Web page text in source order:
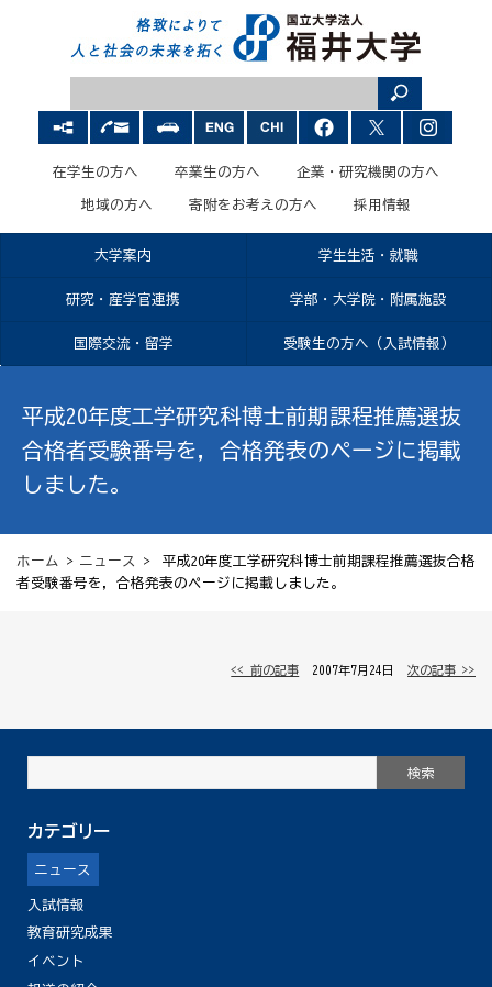
在学生の方へ 卒業生の方へ 企業・研究機関の方へ
地域の方へ 寄附をお考えの方へ 採用情報
大学案内 学生生活・就職
研究・産学官連携 学部・大学院・附属施設
国際交流・留学 受験生の方へ（入試情報）
平成20年度工学研究科博士前期課程推薦選抜
合格者受験番号を，合格発表のページに掲載
しました。
ホーム > ニュース
> 平成20年度工学研究科博士前期課程推薦選抜合格
者受験番号を，合格発表のページに掲載しました。
<< 前の記事 │ 2007年7月24日 │次の記事 >>
カテゴリー
ニュース
入試情報
教育研究成果
イベント